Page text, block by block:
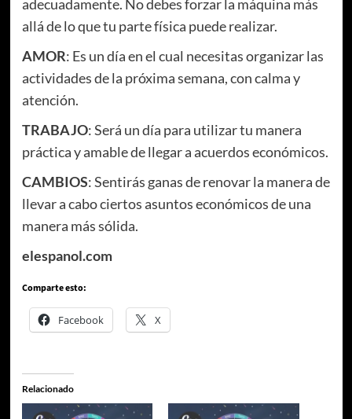
adecuadamente. No debes forzar la máquina más
allá de lo que tu parte física puede realizar.
AMOR: Es un día en el cual necesitas organizar las
actividades de la próxima semana, con calma y
atención.
TRABAJO: Será un día para utilizar tu manera
práctica y amable de llegar a acuerdos económicos.
CAMBIOS: Sentirás ganas de renovar la manera de
llevar a cabo ciertos asuntos económicos de una
manera más sólida.
elespanol.com
Comparte esto:
Facebook X
Relacionado